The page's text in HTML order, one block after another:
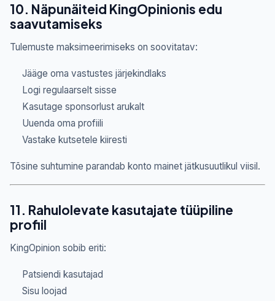
10. Näpunäiteid KingOpinionis edu
saavutamiseks
Tulemuste maksimeerimiseks on soovitatav:
Jääge oma vastustes järjekindlaks
Logi regulaarselt sisse
Kasutage sponsorlust arukalt
Uuenda oma profiili
Vastake kutsetele kiiresti
Tõsine suhtumine parandab konto mainet jätkusuutlikul viisil.
11. Rahulolevate kasutajate tüüpiline
profiil
KingOpinion sobib eriti:
Patsiendi kasutajad
Sisu loojad